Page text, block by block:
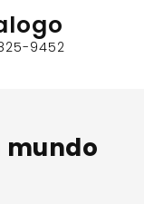
9452
mundo